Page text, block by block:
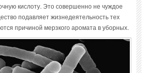
кислоту. Это совершенно не чуждое
подавляет жизнедеятельность тех
причиной мерзкого аромата в уборных.